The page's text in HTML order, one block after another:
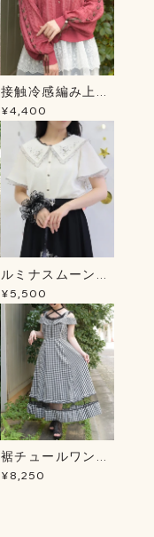
接触冷感編み上げ
ニットＣＤ
¥4,400
ルミナスムーン刺
繍ブラウス
¥5,500
裾チュールワンピ
ース
¥8,250